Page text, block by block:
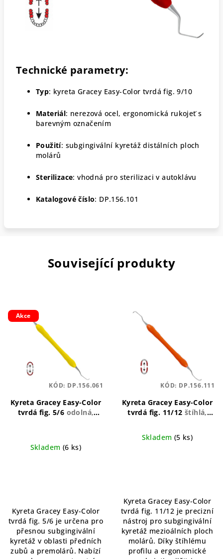
Technické parametry:
Typ: kyreta Gracey Easy-Color tvrdá fig. 9/10
Materiál: nerezová ocel, ergonomická rukojeť s
barevným označením
Použití: subgingivální kyretáž distálních ploch
molárů
Sterilizace: vhodná pro sterilizaci v autoklávu
Katalogové číslo: DP.156.101
Související produkty
Akce
Kyreta Gracey Easy-Color
tvrdá fig. 5/6 odolná,
Skladem (6 ks)
Kyreta Gracey Easy-Color
tvrdá fig. 5/6 je určena pro
přesnou subgingivální
kyretáž v oblasti předních
zubů a premolárů. Nabízí
KÓD: DP.156.061
Kyreta Gracey Easy-Color
tvrdá fig. 11/12 štíhlá,
Skladem (5 ks)
Kyreta Gracey Easy-Color
tvrdá fig. 11/12 je precizní
nástroj pro subgingivální
kyretáž mezioálních ploch
molárů. Díky štíhlému
profilu a ergonomické
KÓD: DP.156.111